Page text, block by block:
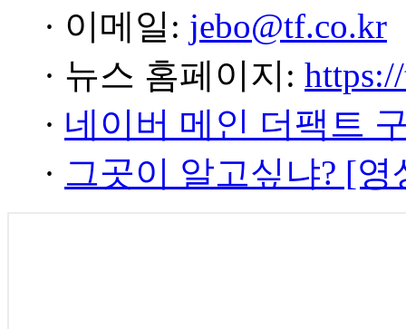
· 이메일: jebo@tf.co.kr
· 뉴스 홈페이지:
· 네이버 메인 더팩트
· 그곳이 알고싶냐? [